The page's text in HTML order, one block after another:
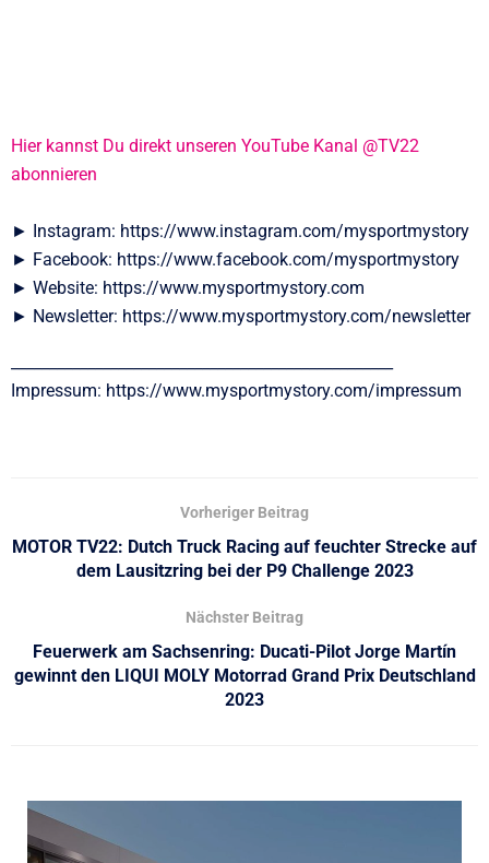
Hier kannst Du direkt unseren YouTube Kanal @TV22
abonnieren
► Instagram: https://www.instagram.com/mysportmystory
► Facebook: https://www.facebook.com/mysportmystory
► Website: https://www.mysportmystory.com
► Newsletter: https://www.mysportmystory.com/newsletter
Impressum: https://www.mysportmystory.com/impressum
Vorheriger Beitrag
MOTOR TV22: Dutch Truck Racing auf feuchter Strecke auf
dem Lausitzring bei der P9 Challenge 2023
Nächster Beitrag
Feuerwerk am Sachsenring: Ducati-Pilot Jorge Martín
gewinnt den LIQUI MOLY Motorrad Grand Prix Deutschland
2023